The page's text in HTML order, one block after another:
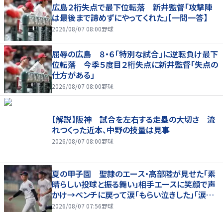
広島２桁失点で最下位転落 新井監督「攻撃陣
は最後まで諦めずにやってくれた」【一問一答】
2026/08/07 08:00野球
屈辱の広島 ８・６「特別な試合」に逆転負け最下
位転落 今季５度目２桁失点に新井監督「失点の
仕方がある」
2026/08/07 08:00野球
【解説】阪神 試合を左右する走塁の大切さ 流
れつくった近本、中野の技量は見事
2026/08/07 08:00野球
夏の甲子園 聖隷のエース・高部陸が見せた「素
晴らしい投球と振る舞い」相手エースに笑顔で声
かけ→ベンチに戻って涙「もらい泣きした」「涙流
しながらも」
2026/08/07 07:56野球